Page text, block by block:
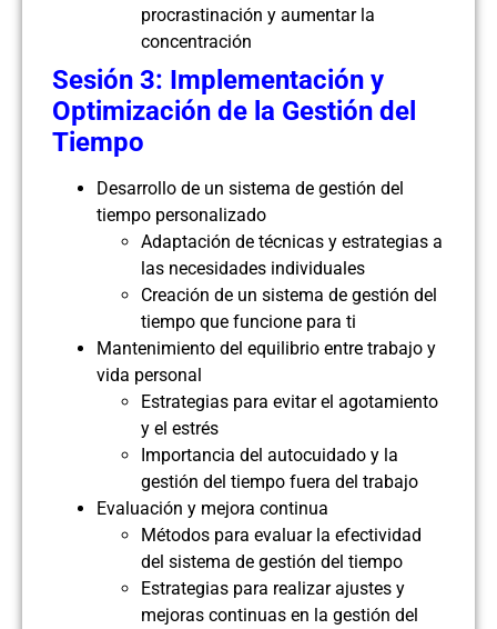
procrastinación y aumentar la
concentración
Sesión 3: Implementación y
Optimización de la Gestión del
Tiempo
Desarrollo de un sistema de gestión del
tiempo personalizado
Adaptación de técnicas y estrategias a
las necesidades individuales
Creación de un sistema de gestión del
tiempo que funcione para ti
Mantenimiento del equilibrio entre trabajo y
vida personal
Estrategias para evitar el agotamiento
y el estrés
Importancia del autocuidado y la
gestión del tiempo fuera del trabajo
Evaluación y mejora continua
Métodos para evaluar la efectividad
del sistema de gestión del tiempo
Estrategias para realizar ajustes y
mejoras continuas en la gestión del